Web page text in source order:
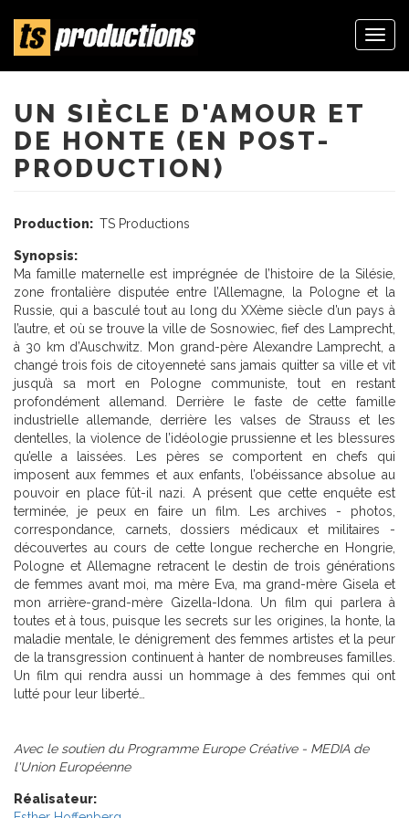
contenu
principal
UN SIÈCLE D'AMOUR ET
DE HONTE (EN POST-
PRODUCTION)
Production: TS Productions
Synopsis:
Ma famille maternelle est imprégnée de l’histoire de la Silésie,
zone frontalière disputée entre l’Allemagne, la Pologne et la
Russie, qui a basculé tout au long du XXème siècle d’un pays à
l’autre, et où se trouve la ville de Sosnowiec, fief des Lamprecht,
à 30 km d’Auschwitz. Mon grand-père Alexandre Lamprecht, a
changé trois fois de citoyenneté sans jamais quitter sa ville et vit
jusqu’à sa mort en Pologne communiste, tout en restant
profondément allemand. Derrière le faste de cette famille
industrielle allemande, derrière les valses de Strauss et les
dentelles, la violence de l’idéologie prussienne et les blessures
qu’elle a laissées. Les pères se comportent en chefs qui
imposent aux femmes et aux enfants, l’obéissance absolue au
pouvoir en place fût-il nazi. A présent que cette enquête est
terminée, je peux en faire un film. Les archives - photos,
correspondance, carnets, dossiers médicaux et militaires -
découvertes au cours de cette longue recherche en Hongrie,
Pologne et Allemagne retracent le destin de trois générations
de femmes avant moi, ma mère Eva, ma grand-mère Gisela et
mon arrière-grand-mère Gizella-Idona. Un film qui parlera à
toutes et à tous, puisque les secrets sur les origines, la honte, la
maladie mentale, le dénigrement des femmes artistes et la peur
de la transgression continuent à hanter de nombreuses familles.
Un film qui rendra aussi un hommage à des femmes qui ont
lutté pour leur liberté…
Avec le soutien du Programme Europe Créative - MEDIA de
l'Union Européenne
Réalisateur: